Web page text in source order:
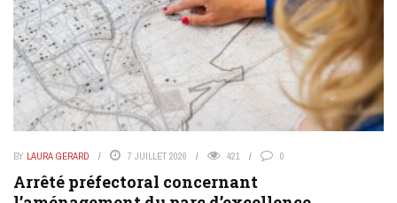
BY LAURA GERARD 7 JUILLET 2026 421 0
Arrêté préfectoral concernant